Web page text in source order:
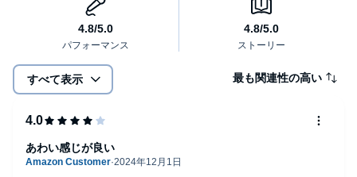
すべて表示 最も関連性の高い
あわい感じが良い